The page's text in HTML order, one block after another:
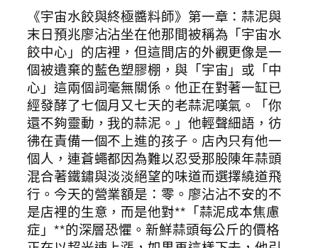
《宇宙水餃與終極醬料師》第一章：蒜泥與
末日預兆廖沾沾坐在他那間被稱為「宇宙水
餃中心」的店裡，但這間店的外觀更像是一
個被遺棄的藍色塑膠棚，與「宇宙」或「中
心」這兩個詞毫無關係。他正在對著一缸已
經發酵了七個月又七天的老蒜泥嘆氣。「你
還不夠靈動，我的蒜泥。」他輕聲細語，彷
彿在責備一個不上進的孩子。店內只有他一
個人，連蒼蠅都因為難以忍受那股陳年蒜頭
混合著鐵鏽與淡淡絕望的味道而選擇繞道飛
行。今天的營業額是：零。廖沾沾不安的不
是店裡的生意，而是他對**「蒜泥成本焦慮
症」**的深層恐懼。新鮮蒜頭每公斤的價格